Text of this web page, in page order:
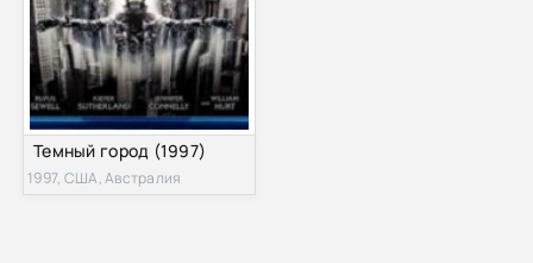
Темный город (1997)
1997, США, Австралия